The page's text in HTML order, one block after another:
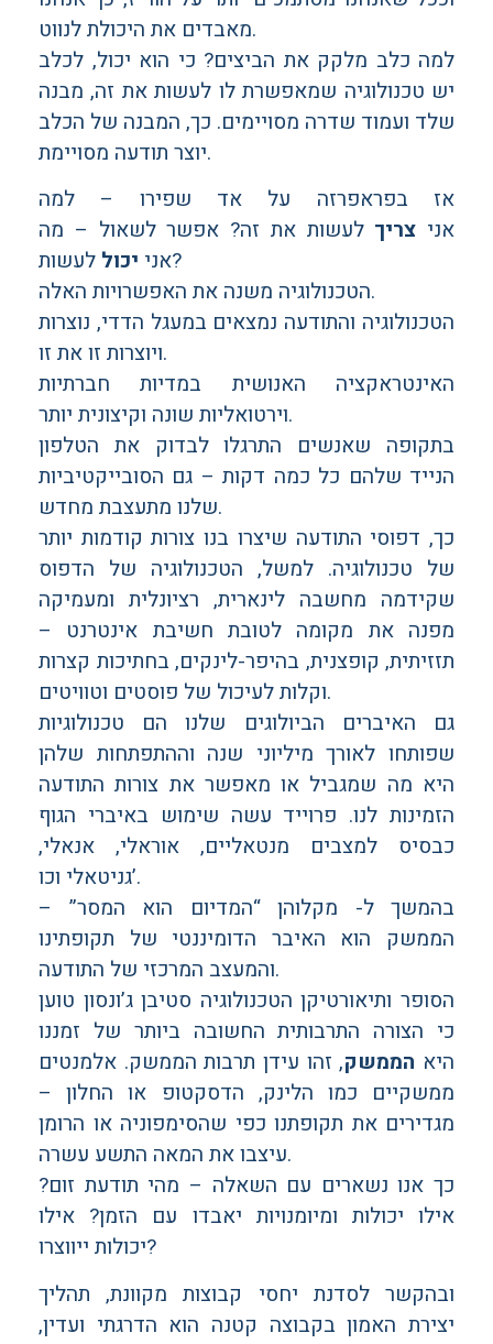
מאבדים את היכולת לנווט.
למה כלב מלקק את הביצים? כי הוא יכול, לכלב
יש טכנולוגיה שמאפשרת לו לעשות את זה, מבנה
שלד ועמוד שדרה מסויימים. כך, המבנה של הכלב
יוצר תודעה מסויימת.
אז בפראפרזה על אד שפירו – למה
אני צריך לעשות את זה? אפשר לשאול – מה
אני יכול
לעשות?
הטכנולוגיה משנה את האפשרויות האלה.
הטכנולוגיה והתודעה נמצאים במעגל הדדי, נוצרות
ויוצרות זו את זו.
האינטראקציה האנושית במדיות חברתיות
וירטואליות שונה וקיצונית יותר.
בתקופה שאנשים התרגלו לבדוק את הטלפון
הנייד שלהם כל כמה דקות – גם הסובייקטיביות
שלנו מתעצבת מחדש.
כך, דפוסי התודעה שיצרו בנו צורות קודמות יותר
של טכנולוגיה. למשל, הטכנולוגיה של הדפוס
שקידמה מחשבה לינארית, רציונלית ומעמיקה
מפנה את מקומה לטובת חשיבת אינטרנט –
תזזיתית, קופצנית, בהיפר-לינקים, בחתיכות קצרות
וקלות לעיכול של פוסטים וטוויטים.
גם האיברים הביולוגים שלנו הם טכנולוגיות
שפותחו לאורך מיליוני שנה וההתפתחות שלהן
היא מה שמגביל או מאפשר את צורות התודעה
הזמינות לנו. פרוייד עשה שימוש באיברי הגוף
כבסיס למצבים מנטאליים, אוראלי, אנאלי,
גניטאלי וכו’.
בהמשך ל- מקלוהן “המדיום הוא המסר” –
הממשק הוא האיבר הדומיננטי של תקופתינו
והמעצב המרכזי של התודעה.
הסופר ותיאורטיקן הטכנולוגיה סטיבן ג’ונסון טוען
כי הצורה התרבותית החשובה ביותר של זמננו
היא הממשק, זהו עידן תרבות הממשק. אלמנטים
ממשקיים כמו הלינק, הדסקטופ או החלון –
מגדירים את תקופתנו כפי שהסימפוניה או הרומן
עיצבו את המאה התשע עשרה.
כך אנו נשארים עם השאלה – מהי תודעת זום?
אילו יכולות ומיומנויות יאבדו עם הזמן? אילו
יכולות ייווצרו?
ובהקשר לסדנת יחסי קבוצות מקוונת, תהליך
יצירת האמון בקבוצה קטנה הוא הדרגתי ועדין,